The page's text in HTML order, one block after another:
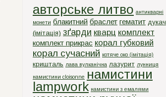
авторське литво антикварні
монети блакитний браслет гематит дукач
(імітація) зґарди кварц комплект
комплект прикрас корал губковий
корал сучасний котяче око (імітація)
кришталь лава вулканічна лазурит лунниця
намистини cloisonne намистини
lampwork намистини з емалями